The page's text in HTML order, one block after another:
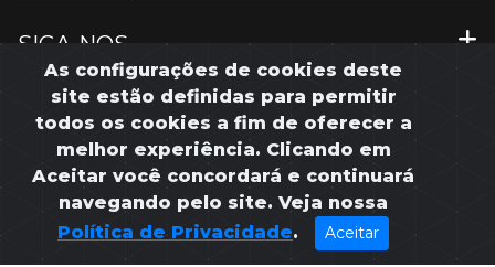
SIGA-NOS
MENU RÁPIDO
©2023 Croma Beer Co. Todos os direitos reservados
As configurações de cookies deste
site estão definidas para permitir
todos os cookies a fim de oferecer a
melhor experiência. Clicando em
Aceitar você concordará e continuará
navegando pelo site. Veja nossa
Política de Privacidade. Aceitar